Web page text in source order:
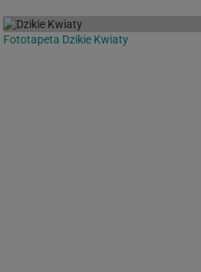
Fototapeta Dzikie Kwiaty